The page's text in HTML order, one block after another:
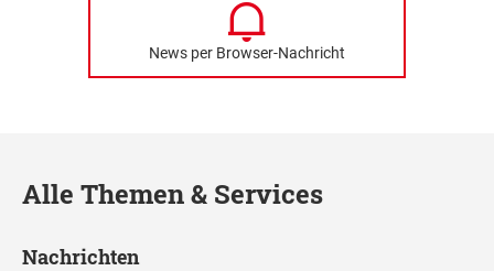
News per Browser-Nachricht
Alle Themen & Services
Nachrichten